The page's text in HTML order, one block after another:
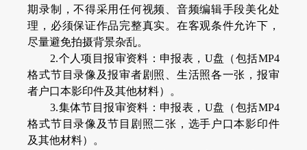
期录制，不得采用任何视频、音频编辑手段美化处
理，必须保证作品完整真实。在客观条件允许下，
尽量避免拍摄背景杂乱。
2.个人项目报审资料：申报表，U盘（包括MP4
格式节目录像及报审者剧照、生活照各一张，报审
者户口本影印件及其他材料）。
3.集体节目报审资料：申报表，U盘（包括MP4
格式节目录像及节目剧照二张，选手户口本影印件
及其他材料）。